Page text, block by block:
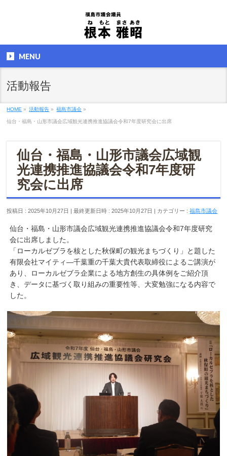
MENU
活動報告
HOME » 活動報告 » 福島市議会 »
仙台・福島・山形市議会広域観光連携推進協議会令和7年度研究会に出席
仙台・福島・山形市議会広域観
光連携推進協議会令和7年度研
究会に出席
投稿日 : 2025年10月27日 最終更新日時 : 2025年10月27日 カテゴリー :福島市議会
仙台・福島・山形市議会広域観光連携推進協議会令和7年度研究
会に出席しました。
「ローカルゼブラを核とした秋保町の観光まちづくり」と題した
有限会社マイティ―千葉重の千葉大貴代表取締役によるご講演が
あり、ローカルゼブラ企業による地方創生の具体例をご紹介頂
き、データに基づく取り組みの重要性等、大変勉強になる内容で
した。